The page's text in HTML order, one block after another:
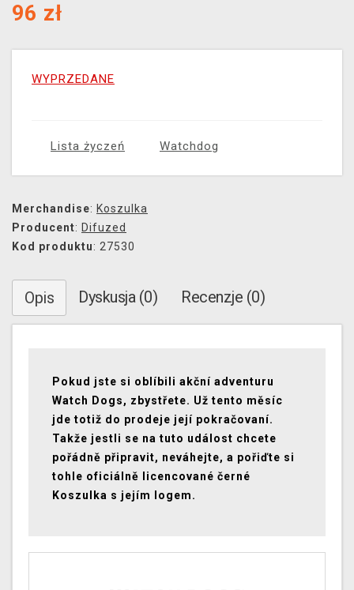
96 zł
WYPRZEDANE
Lista życzeń Watchdog
Merchandise: Koszulka
Producent: Difuzed
Kod produktu: 27530
Opis Dyskusja (0) Recenzje (0)
Pokud jste si oblíbili akční adventuru
Watch Dogs, zbystřete. Už tento měsíc
jde totiž do prodeje její pokračovaní.
Takže jestli se na tuto událost chcete
pořádně připravit, neváhejte, a pořiďte si
tohle oficiálně licencované černé
Koszulka s jejím logem.